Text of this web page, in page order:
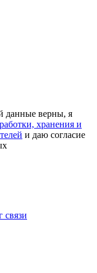
данные верны, я
хранения и
и даю согласие
связи